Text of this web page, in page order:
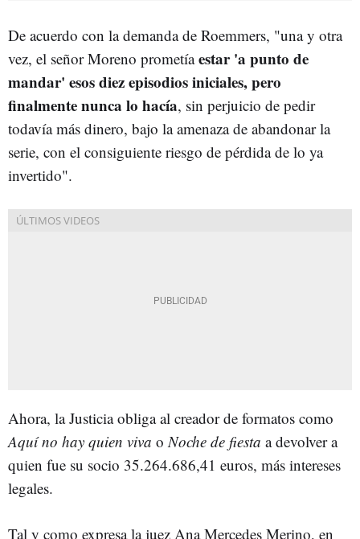
De acuerdo con la demanda de Roemmers, "una y otra
vez, el señor Moreno prometíaestar 'a punto de
mandar' esos diez episodios iniciales, pero
finalmente nunca lo hacía, sin perjuicio de pedir
todavía más dinero, bajo la amenaza de abandonar la
serie, con el consiguiente riesgo de pérdida de lo ya
invertido".
Ahora, la Justicia obliga al creador de formatos como
Aquí no hay quien viva o Noche de fiesta a devolver a
quien fue su socio 35.264.686,41 euros, más intereses
legales.
Tal y como expresa la juez Ana Mercedes Merino, en